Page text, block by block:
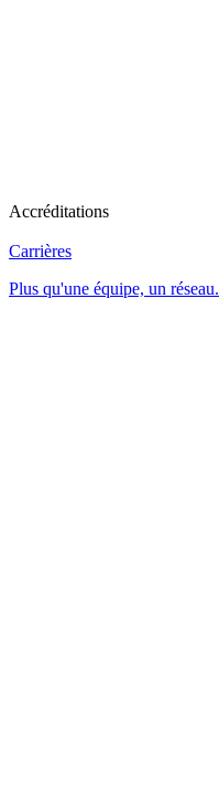
Accréditations
Carrières
Plus qu'une équipe, un réseau.